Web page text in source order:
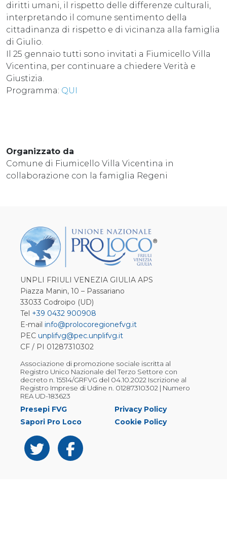
diritti umani, il rispetto delle differenze culturali,
interpretando il comune sentimento della
cittadinanza di rispetto e di vicinanza alla famiglia
di Giulio.
Il 25 gennaio tutti sono invitati a Fiumicello Villa
Vicentina, per continuare a chiedere Verità e
Giustizia.
Programma: QUI
Organizzato da
Comune di Fiumicello Villa Vicentina in
collaborazione con la famiglia Regeni
UNPLI FRIULI VENEZIA GIULIA APS
Piazza Manin, 10 – Passariano
33033 Codroipo (UD)
Tel +39 0432 900908
E-mail info@prolocoregionefvg.it
PEC unplifvg@pec.unplifvg.it
CF / PI 01287310302
Associazione di promozione sociale iscritta al
Registro Unico Nazionale del Terzo Settore con
decreto n. 15514/GRFVG del 04.10.2022 Iscrizione al
Registro Imprese di Udine n. 01287310302 | Numero
REA UD-183623
Presepi FVG
Sapori Pro Loco
Privacy Policy
Cookie Policy